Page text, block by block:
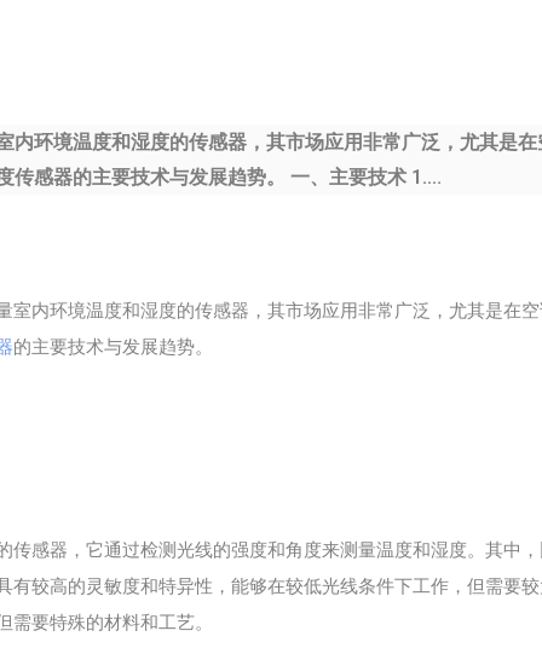
内环境温度和湿度的传感器，其市场应用非常广泛，尤其是
传感器的主要技术与发展趋势。 一、主要技术 1....
室内环境温度和湿度的传感器，其市场应用非常广泛，尤其是在
的主要技术与发展趋势。
传感器，它通过检测光线的强度和角度来测量温度和湿度。其中
有较高的灵敏度和特异性，能够在较低光线条件下工作，但需要
要特殊的材料和工艺。